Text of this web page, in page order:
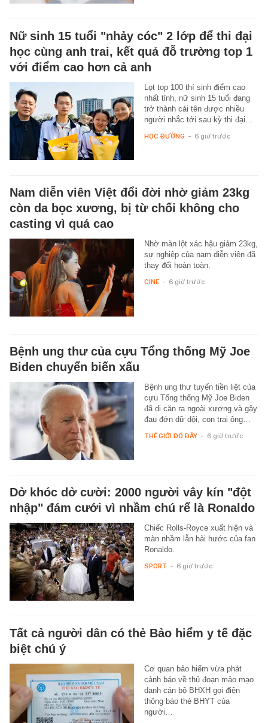
Nữ sinh 15 tuổi "nhảy cóc" 2 lớp để thi đại
học cùng anh trai, kết quả đỗ trường top 1
với điểm cao hơn cả anh
Lọt top 100 thí sinh điểm cao
nhất tỉnh, nữ sinh 15 tuổi đang
trở thành cái tên được nhiều
người nhắc tới sau kỳ thi đại…
HỌC ĐƯỜNG - 6 giờ trước
Nam diễn viên Việt đổi đời nhờ giảm 23kg
còn da bọc xương, bị từ chối không cho
casting vì quá cao
Nhờ màn lột xác hậu giảm 23kg,
sự nghiệp của nam diễn viên đã
thay đổi hoàn toàn.
CINE - 6 giờ trước
Bệnh ung thư của cựu Tổng thống Mỹ Joe
Biden chuyển biến xấu
Bệnh ung thư tuyến tiền liệt của
cựu Tổng thống Mỹ Joe Biden
đã di căn ra ngoài xương và gây
đau đớn dữ dội, con trai ông…
THẾ GIỚI ĐÓ ĐÂY - 6 giờ trước
Dở khóc dở cười: 2000 người vây kín "đột
nhập" đám cưới vì nhầm chú rể là Ronaldo
Chiếc Rolls-Royce xuất hiện và
màn nhầm lẫn hài hước của fan
Ronaldo.
SPORT - 6 giờ trước
Tất cả người dân có thẻ Bảo hiểm y tế đặc
biệt chú ý
Cơ quan bảo hiểm vừa phát
cảnh báo về thủ đoạn mảo mạo
danh cán bộ BHXH gọi điện
thông báo thẻ BHYT của
người…